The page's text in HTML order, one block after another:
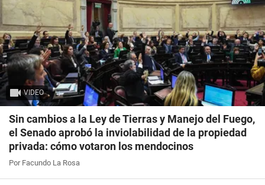
VIDEO
Sin cambios a la Ley de Tierras y Manejo del Fuego,
el Senado aprobó la inviolabilidad de la propiedad
privada: cómo votaron los mendocinos
Por Facundo La Rosa